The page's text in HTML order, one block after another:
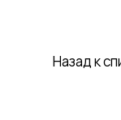
Назад к